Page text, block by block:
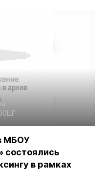
МБОУ
состоялись
в рамках